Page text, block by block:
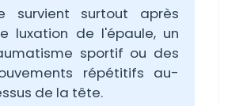
survient surtout après
luxation de l'épaule, un
sportif ou des
répétitifs au-
de la tête.